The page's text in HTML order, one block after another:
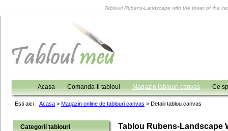
Tablouri Rubens-Landscape with the tower of the
Acasa Comanda-ti tabloul Magazin tablouri canvas Ce
Esti aici : Acasa > Magazin online de tablouri canvas > Detalii tablou canvas
Categorii tablouri Tablou Rubens-Landscape